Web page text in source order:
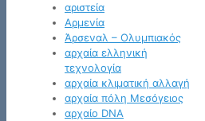
αριστεία
Αρμενία
Άρσεναλ – Ολυμπιακός
αρχαία ελληνική
τεχνολογία
αρχαία κλιματική αλλαγή
αρχαία πόλη Μεσόγειος
αρχαίο DNA